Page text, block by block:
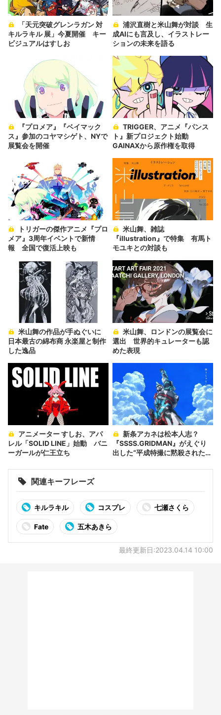
キルラキル 展」今夏開催 キー
ビジュアルはすしお
成AIにも言及し、イラストレー
ションの未来を語る
ス』参加のコヤマシゲト、NYで
展覧会を開催
ト』新プロジェクト始動
GAINAXから原作権を取得
メア』3周年イベントで新情
報 全国で復活上映も
『illustration』で特集 有馬ト
モユキとの対談も
日本最古の綿布商 永楽屋と制作
した逸品
選出 世界的キュレーターも認
めた表現
レル「SOLID LINE」始動 バニ
ーガールが仁王立ち
『SSSS.GRIDMAN』がえぐり
出した“平成特撮に黙殺された
関連キーフレーズ
キルラキル コスプレ 七瀬さくら
Fate 五木あきら
最終更新日:2023.04.14 10:00